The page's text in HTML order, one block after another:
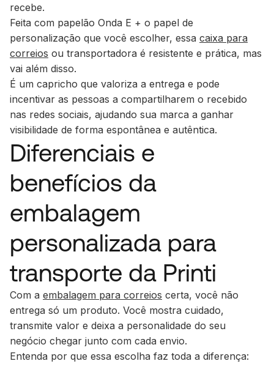
recebe.
Feita com papelão Onda E + o papel de
personalização que você escolher, essa caixa para
correios ou transportadora é resistente e prática, mas
vai além disso.
É um capricho que valoriza a entrega e pode
incentivar as pessoas a compartilharem o recebido
nas redes sociais, ajudando sua marca a ganhar
visibilidade de forma espontânea e autêntica.
Diferenciais e
benefícios da
embalagem
personalizada para
transporte da Printi
Com a embalagem para correios certa, você não
entrega só um produto. Você mostra cuidado,
transmite valor e deixa a personalidade do seu
negócio chegar junto com cada envio.
Entenda por que essa escolha faz toda a diferença: